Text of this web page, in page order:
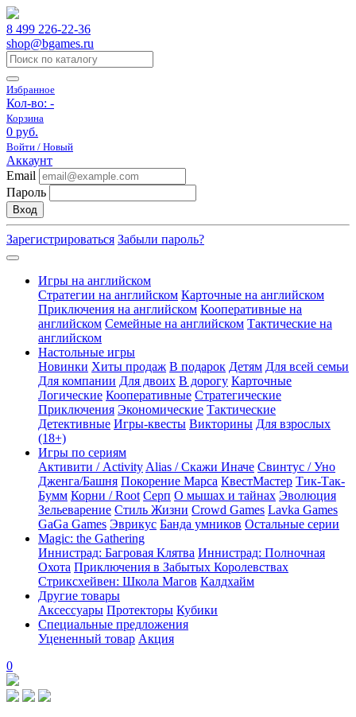
8 499 226-22-36
shop@bgames.ru
Избранное
Кол-во: -
Корзина
0 руб.
Войти / Новый
Аккаунт
Email
Пароль
Вход
Зарегистрироваться Забыли пароль?
Игры на английском
Стратегии на английском Карточные на английском
Приключения на английском Кооперативные на
английском Семейные на английском Тактические на
английском
Настольные игры
Новинки Хиты продаж В подарок Детям Для всей семьи
Для компании Для двоих В дорогу Карточные
Логические Кооперативные Стратегические
Приключения Экономические Тактические
Детективные Игры-квесты Викторины Для взрослых
(18+)
Игры по сериям
Активити / Activity Alias / Скажи Иначе Свинтус / Уно
Дженга/Башня Покорение Марса КвестМастер Тик-Так-
Бумм Корни / Root Серп О мышах и тайнах Эволюция
Зельеварение Стиль Жизни Crowd Games Lavka Games
GaGa Games Эврикус Банда умников Остальные серии
Magic: the Gathering
Иннистрад: Багровая Клятва Иннистрад: Полночная
Охота Приключения в Забытых Королевствах
Стриксхейвен: Школа Магов Калдхайм
Другие товары
Аксессуары Протекторы Кубики
Специальные предложения
Уцененный товар Акция
0